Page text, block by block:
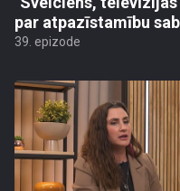
par atpazīstamību
39. epizode